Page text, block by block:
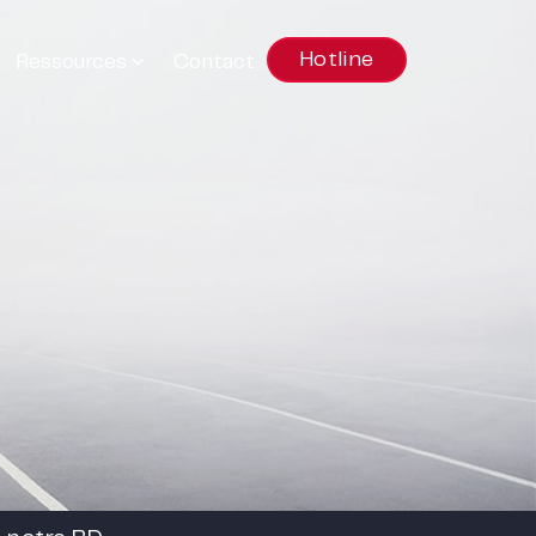
Hotline